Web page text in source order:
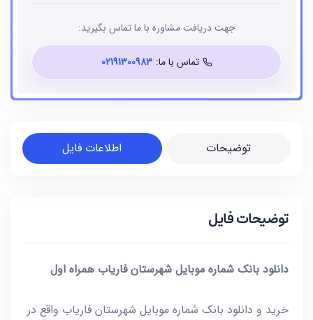
توضیحات اطلاعات فایل
توضیحات فایل
دانلود بانک شماره موبایل شهرستان فاریاب همراه اول
خرید و دانلود بانک شماره موبایل شهرستان فاریاب واقع در
جهت دریافت مشاوره با ما تماس بگیرید:
تماس با ما: 02191300983